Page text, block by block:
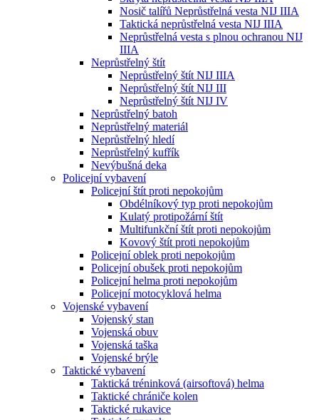
Nosič talířů Neprůstřelná vesta NIJ IIIA
Taktická neprůstřelná vesta NIJ IIIA
Neprůstřelná vesta s plnou ochranou NIJ
IIIA
Neprůstřelný štít
Neprůstřelný štít NIJ IIIA
Neprůstřelný štít NIJ III
Neprůstřelný štít NIJ IV
Neprůstřelný batoh
Neprůstřelný materiál
Neprůstřelný hledí
Neprůstřelný kufřík
Nevýbušná deka
Policejní vybavení
Policejní štít proti nepokojům
Obdélníkový typ proti nepokojům
Kulatý protipožární štít
Multifunkční štít proti nepokojům
Kovový štít proti nepokojům
Policejní oblek proti nepokojům
Policejní obušek proti nepokojům
Policejní helma proti nepokojům
Policejní motocyklová helma
Vojenské vybavení
Vojenský stan
Vojenská obuv
Vojenská taška
Vojenské brýle
Taktické vybavení
Taktická tréninková (airsoftová) helma
Taktické chrániče kolen
Taktické rukavice